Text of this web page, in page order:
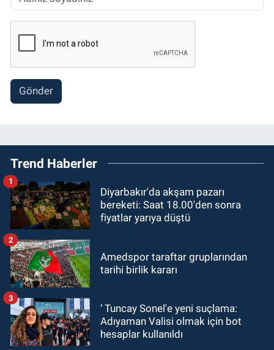
Gönder
Trend Haberler
Diyarbakır'da akşam pazarı
bereketi: Saat 18.00'den sonra
fiyatlar yarıya düştü
1
Amedspor taraftar gruplarından
tarihi birlik kararı
2
‘ Tuncay Sonel'e yeni suçlama:
Adıyaman Valisi olmak için bot
hesaplar kullanıldı
3